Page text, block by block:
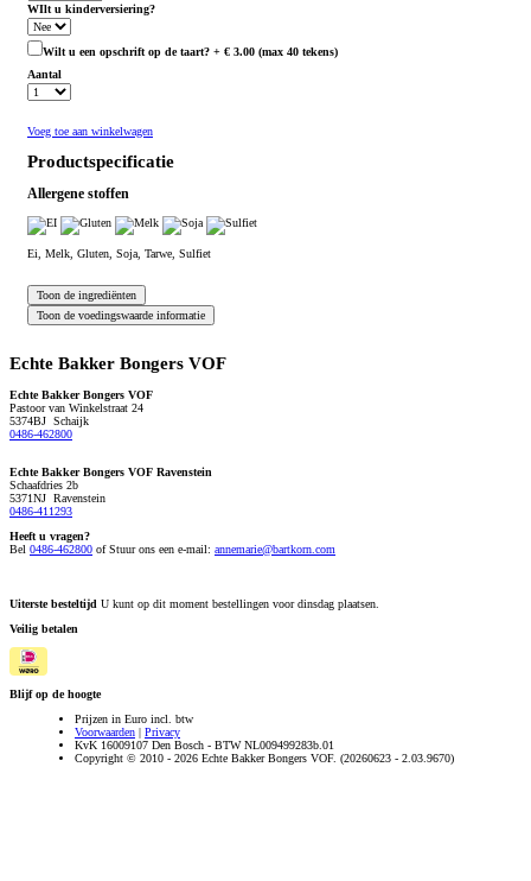
WIlt u kinderversiering?
Wilt u een opschrift op de taart? + € 3.00 (max 40 tekens)
Aantal
Voeg toe aan winkelwagen
Productspecificatie
Allergene stoffen
Ei, Melk, Gluten, Soja, Tarwe, Sulfiet
Echte Bakker Bongers VOF
Echte Bakker Bongers VOF
Pastoor van Winkelstraat 24
5374BJ Schaijk
0486-462800
Echte Bakker Bongers VOF Ravenstein
Schaafdries 2b
5371NJ Ravenstein
0486-411293
Heeft u vragen?
Bel 0486-462800 ofStuur ons een e-mail: annemarie@bartkorn.com
Uiterste besteltijd U kunt op dit moment bestellingen voor dinsdag plaatsen.
Veilig betalen
Blijf op de hoogte
Prijzen in Euro incl. btw
Voorwaarden | Privacy
KvK 16009107 Den Bosch - BTW NL009499283b.01
Copyright © 2010 - 2026 Echte Bakker Bongers VOF. (20260623 - 2.03.9670)